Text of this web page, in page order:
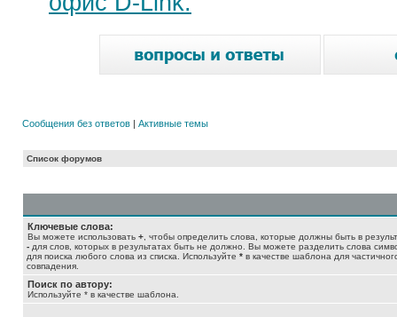
Сообщения без ответов | Активные темы
Список форумов
Ключевые слова:
Вы можете использовать + , чтобы определить слова, которые должны быть в
- для слов, которых в результатах быть не должно. Вы можете разделить слова
для поиска любого слова из списка. Используйте * в качестве шаблона для
совпадения.
Поиск по автору:
Используйте * в качестве шаблона.